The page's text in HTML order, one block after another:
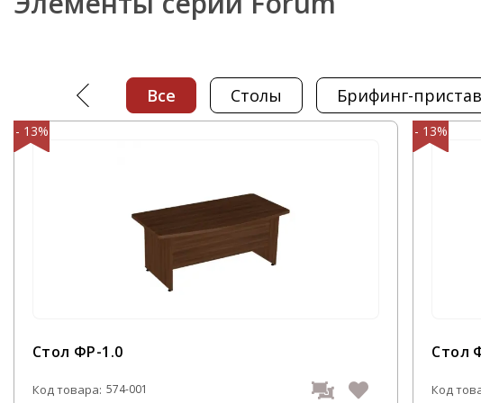
Цветовая гамма – от почти белого «Дуб молочный» до
подходит практически ко всем вариантам цветового и
кабинета руководителя.
нашем интернет-магазине равна среднерыночной. Мы не
реализуемую продукцию. Доставка кабинета для
осуществляется автотранспортом компании ООО «Офисная
С нашим интернет-магазином вы обустроите свой офис
Все столы брифинг-
- 13%
Стол ФР-1.0
Код товара: 574-001
- 13%
Стол
Код